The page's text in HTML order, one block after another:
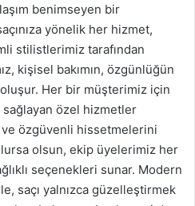
benimseyen bir
yönelik her hizmet,
stilistlerimiz tarafından
kişisel bakımın, özgünlüğün
Her bir müşterimiz için
özel hizmetler
ve özgüvenli hissetmelerini
olsun, ekip üyelerimiz her
seçenekleri sunar. Modern
saçı yalnızca güzelleştirmek